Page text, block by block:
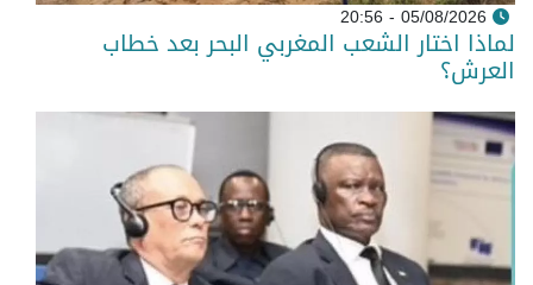
05/08/2026 - 20:56
لماذا اختار الشعب المغربي البحر بعد خطاب
العرش؟